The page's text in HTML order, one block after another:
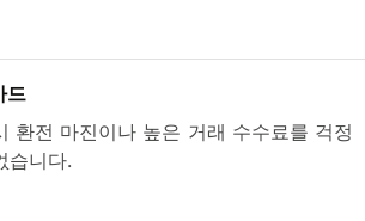
드
환전 마진이나 높은 거래 수수료를 걱정
습니다.